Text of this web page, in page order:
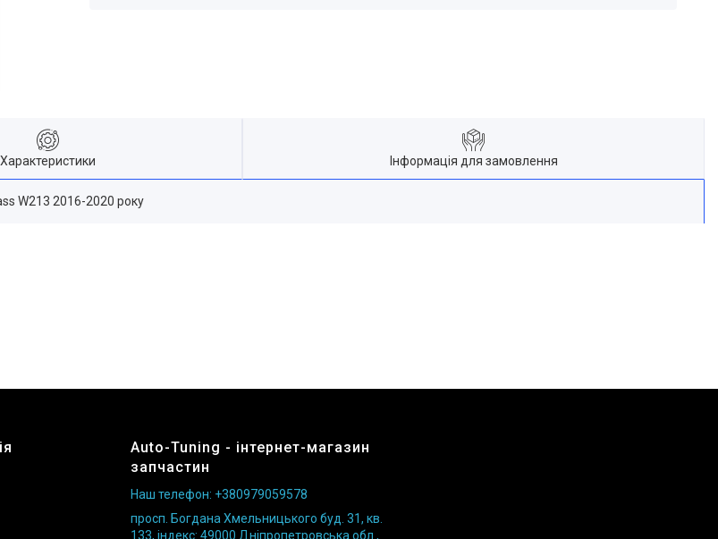
Характеристики Інформація для замовлення
W213 2016-2020 року
Auto-Tuning - інтернет-магазин
запчастин
Наш телефон: +380979059578
просп. Богдана Хмельницького буд. 31, кв.
133, індекс: 49000 Дніпропетровська обл.,